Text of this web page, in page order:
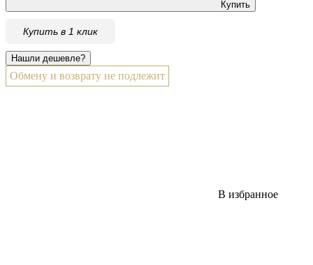
Купить
Купить в 1 клик
Обмену и возврату не подлежит
В избранное